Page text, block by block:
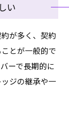
い
が多く、契約
とが一般的で
ーで長期的に
ジの継承や一